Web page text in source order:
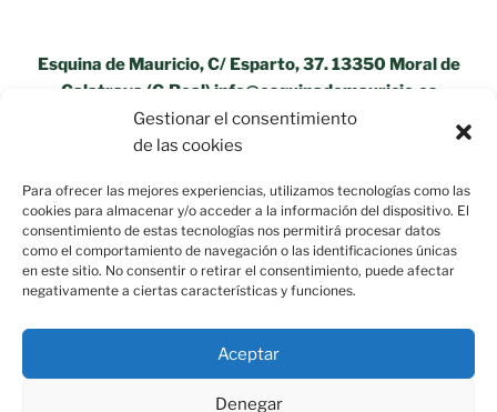
Gestionar el consentimiento
de las cookies
Para ofrecer las mejores experiencias, utilizamos tecnologías como las
cookies para almacenar y/o acceder a la información del dispositivo. El
consentimiento de estas tecnologías nos permitirá procesar datos
como el comportamiento de navegación o las identificaciones únicas
en este sitio. No consentir o retirar el consentimiento, puede afectar
negativamente a ciertas características y funciones.
Aceptar
Denegar
Esquina de Mauricio, C/ Esparto, 37. 13350 Moral de
Calatrava (C.Real) info@esquinademauricio.es
«Aviso Legal»